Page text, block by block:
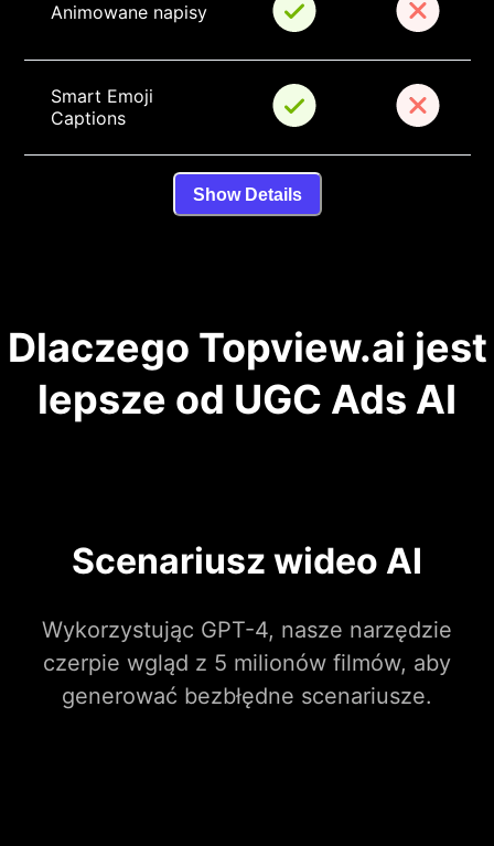
Animowane napisy
Smart Emoji
Captions
Show Details
Dlaczego Topview.ai jest
lepsze od UGC Ads AI
Scenariusz wideo AI
Wykorzystując GPT-4, nasze narzędzie
czerpie wgląd z 5 milionów filmów, aby
generować bezbłędne scenariusze.